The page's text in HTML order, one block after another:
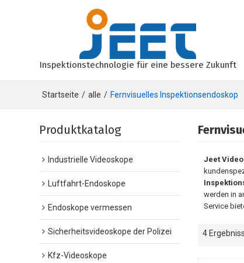
Inspektionstechnologie für eine bessere Zukunft
Startseite / alle / Fernvisuelles Inspektionsendoskop
Produktkatalog
Industrielle Videoskope
Luftfahrt-Endoskope
Endoskope vermessen
Sicherheitsvideoskope der Polizei
Kfz-Videoskope
Jeet
werden in
Service
4